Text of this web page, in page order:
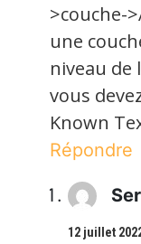
>couche-
une
niveau de
vous
Known
Répondre
12 juillet